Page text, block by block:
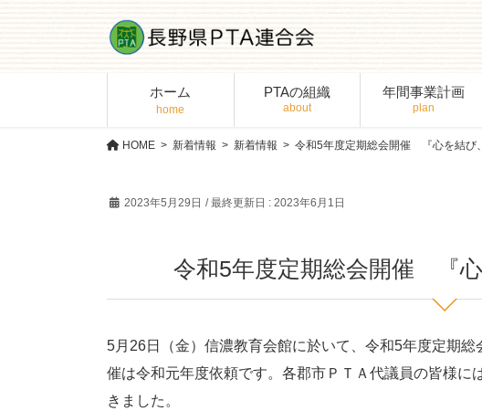
ホーム PTAの組織 年間事業計画
HOME 新着情報 新着情報 令和5年度定期総会開催 『心を結び
2023年5月29日 / 最終更新日 : 2023年6月1日
令和5年度定期総会開催 『心
5月26日（金）信濃教育会館に於いて、令和5年度定期
催は令和元年度依頼です。各郡市ＰＴＡ代議員の皆様に
きました。